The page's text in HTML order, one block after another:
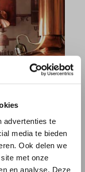
advertenties te
media te bieden
Ook delen we
met onze
en analyse. Deze
OVER